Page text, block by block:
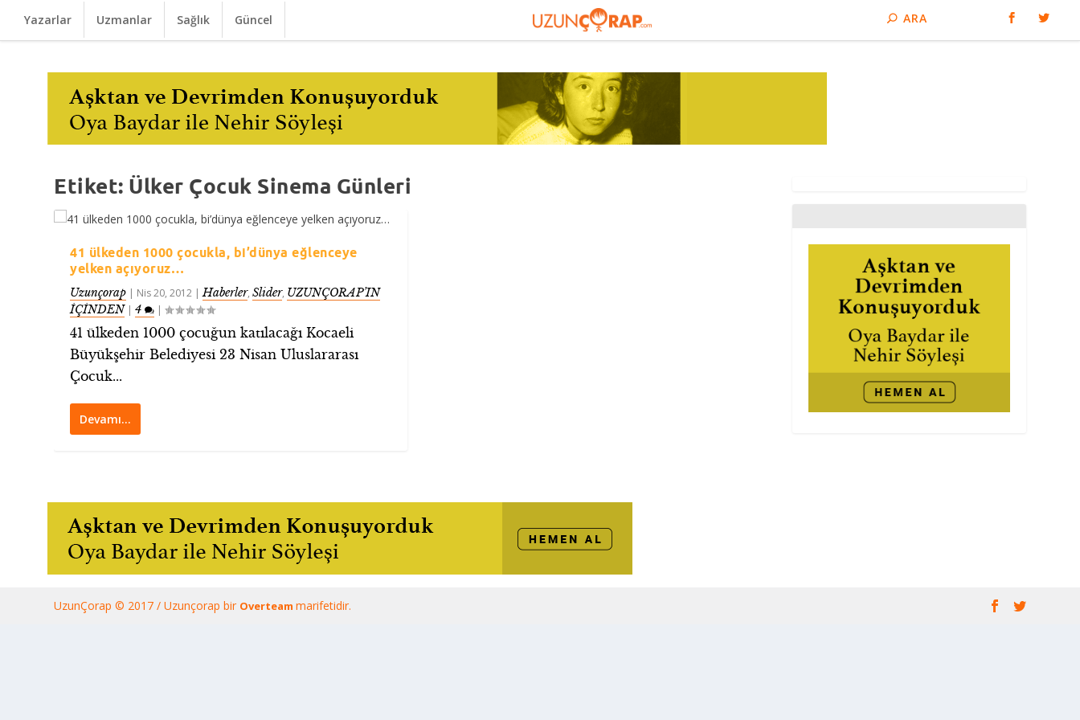
Yazarlar Uzmanlar Sağlık Güncel
Etiket: Ülker Çocuk Sinema Günleri
41 ülkeden 1000 çocukla, bi’dünya eğlenceye
yelken açıyoruz…
Uzunçorap | Nis 20, 2012 |Haberler,Slider, UZUNÇORAP’IN
İÇİNDEN|4 |
41 ülkeden 1000 çocuğun katılacağı Kocaeli
Büyükşehir Belediyesi 23 Nisan Uluslararası
Çocuk...
Devamı…
UzunÇorap © 2017 / Uzunçorap bir Overteammarifetidir.